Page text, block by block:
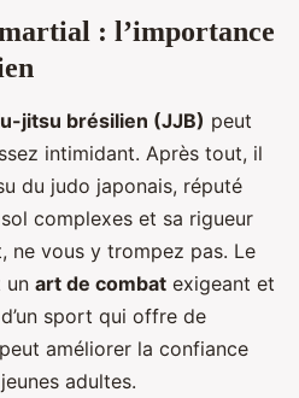
: l’importance
jitsu brésilien (JJB) peut
intimidant. Après tout, il
du judo japonais, réputé
complexes et sa rigueur
ne vous y trompez pas. Le
un art de combat exigeant et
sport qui offre de
améliorer la confiance
adultes.